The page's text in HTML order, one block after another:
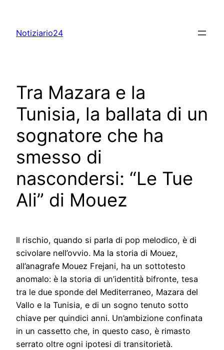
content
Notiziario24
Tra Mazara e la
Tunisia, la ballata di un
sognatore che ha
smesso di
nascondersi: “Le Tue
Ali” di Mouez
Il rischio, quando si parla di pop melodico, è di
scivolare nell’ovvio. Ma la storia di Mouez,
all’anagrafe Mouez Frejani, ha un sottotesto
anomalo: è la storia di un’identità bifronte, tesa
tra le due sponde del Mediterraneo, Mazara del
Vallo e la Tunisia, e di un sogno tenuto sotto
chiave per quindici anni. Un’ambizione confinata
in un cassetto che, in questo caso, è rimasto
serrato oltre ogni ipotesi di transitorietà.